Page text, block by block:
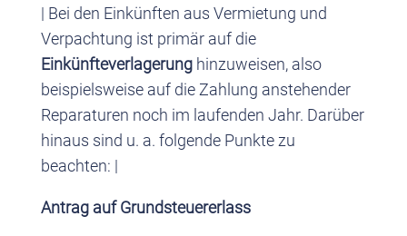
| Bei den Einkünften aus Vermietung und
Verpachtung ist primär auf die
Einkünfteverlagerunghinzuweisen, also
beispielsweise auf die Zahlung anstehender
Reparaturen noch im laufenden Jahr. Darüber
hinaus sind u. a. folgende Punkte zu
beachten: |
Antrag auf Grundsteuererlass